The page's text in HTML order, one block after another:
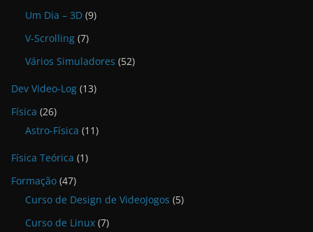
Um Dia – 3D (9)
V-Scrolling (7)
Vários Simuladores (52)
Dev Video-Log (13)
Física (26)
Astro-Física (11)
Física Teórica (1)
Formação (47)
Curso de Design de VideoJogos (5)
Curso de Linux (7)